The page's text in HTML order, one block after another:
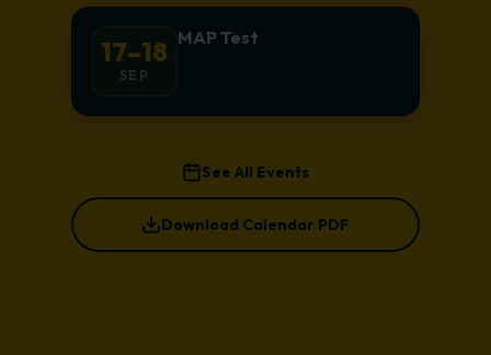
17–18
SEP
MAP Test
See All Events
Download Calendar PDF